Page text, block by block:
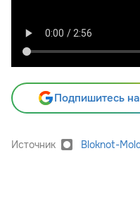
Подпишитесь
Источник Bloknot-